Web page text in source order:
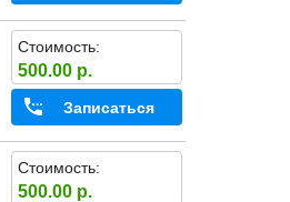
Стоимость:
500.00 р.
Записаться
Стоимость:
500.00 р.